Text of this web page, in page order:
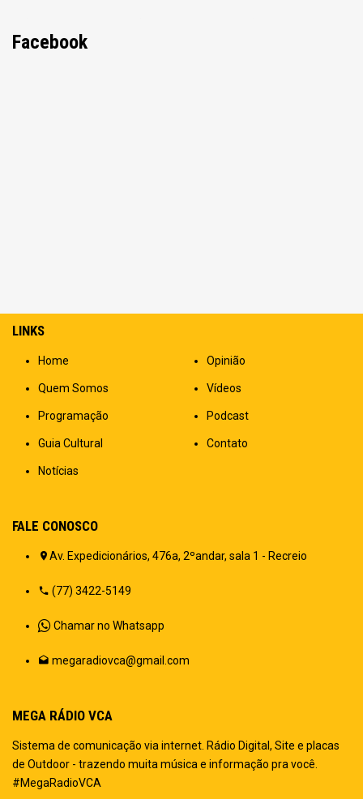
Facebook
LINKS
Home
Quem Somos
Programação
Guia Cultural
Notícias
Opinião
Vídeos
Podcast
Contato
FALE CONOSCO
Av. Expedicionários, 476a, 2ºandar, sala 1 - Recreio
(77) 3422-5149
Chamar no Whatsapp
megaradiovca@gmail.com
MEGA RÁDIO VCA
Sistema de comunicação via internet. Rádio Digital, Site e placas
de Outdoor - trazendo muita música e informação pra você.
#MegaRadioVCA